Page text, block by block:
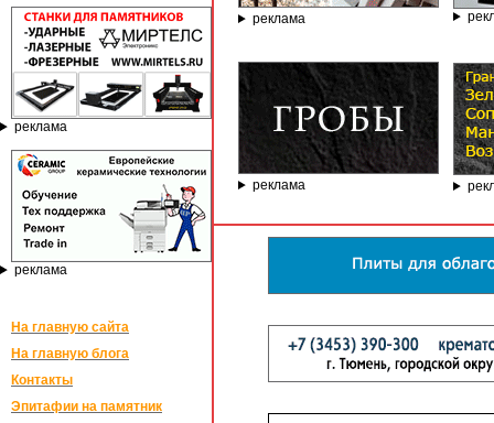
реклама
реклама
На главную сайта
На главную блога
Контакты
Эпитафии на памятник
реклама
реклама